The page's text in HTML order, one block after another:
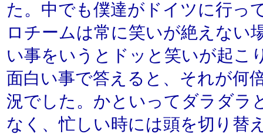
た。中でも僕達がドイツに行っ
ロチームは常に笑いが絶えない
い事をいうとドッと笑いが起こ
面白い事で答えると、それが何
況でした。かといってダラダラ
なく、忙しい時には頭を切り替